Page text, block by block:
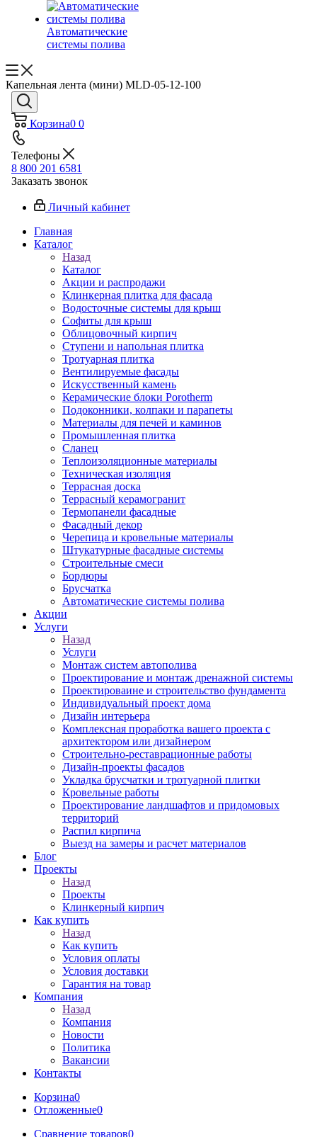
Автоматические
системы полива
Капельная лента (мини) MLD-05-12-100
Корзина0 0
Телефоны
8 800 201 6581
Заказать звонок
Личный кабинет
Главная
Каталог
Назад
Каталог
Акции и распродажи
Клинкерная плитка для фасада
Водосточные системы для крыш
Софиты для крыш
Облицовочный кирпич
Ступени и напольная плитка
Тротуарная плитка
Вентилируемые фасады
Искусственный камень
Керамические блоки Porotherm
Подоконники, колпаки и парапеты
Материалы для печей и каминов
Промышленная плитка
Сланец
Теплоизоляционные материалы
Техническая изоляция
Террасная доска
Террасный керамогранит
Термопанели фасадные
Фасадный декор
Черепица и кровельные материалы
Штукатурные фасадные системы
Строительные смеси
Бордюры
Брусчатка
Автоматические системы полива
Акции
Услуги
Назад
Услуги
Монтаж систем автополива
Проектирование и монтаж дренажной системы
Проектироваине и строительство фундамента
Индивидуальный проект дома
Дизайн интерьера
Комплексная проработка вашего проекта с
архитектором или дизайнером
Строительно-реставрационные работы
Дизайн-проекты фасадов
Укладка брусчатки и тротуарной плитки
Кровельные работы
Проектирование ландшафтов и придомовых
территорий
Распил кирпича
Выезд на замеры и расчет материалов
Блог
Проекты
Назад
Проекты
Клинкерный кирпич
Как купить
Назад
Как купить
Условия оплаты
Условия доставки
Гарантия на товар
Компания
Назад
Компания
Новости
Политика
Вакансии
Контакты
Корзина0
Отложенные0
Сравнение товаров0